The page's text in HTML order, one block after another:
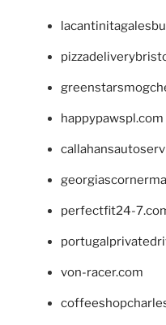
happypawspl.com
perfectfit24-
von-racer.com